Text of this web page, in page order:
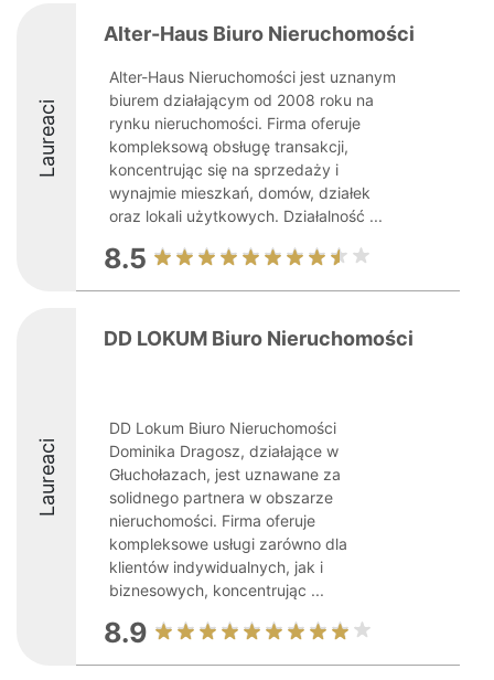
Laureaci
Alter-Haus Biuro Nieruchomości
Alter-Haus Nieruchomości jest uznanym
biurem działającym od 2008 roku na
rynku nieruchomości. Firma oferuje
kompleksową obsługę transakcji,
koncentrując się na sprzedaży i
wynajmie mieszkań, domów, działek
oraz lokali użytkowych. Działalność ...
8.5
Laureaci
DD LOKUM Biuro Nieruchomości
DD Lokum Biuro Nieruchomości
Dominika Dragosz, działające w
Głuchołazach, jest uznawane za
solidnego partnera w obszarze
nieruchomości. Firma oferuje
kompleksowe usługi zarówno dla
klientów indywidualnych, jak i
biznesowych, koncentrując ...
8.9